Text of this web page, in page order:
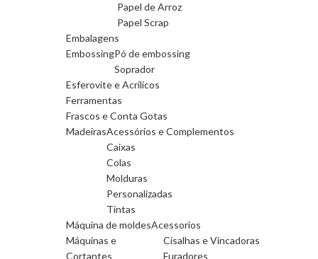
Papel de Arroz
Papel Scrap
Embalagens
EmbossingPó de embossing
Soprador
Esferovite e Acrilicos
Ferramentas
Frascos e Conta Gotas
MadeirasAcessórios e Complementos
Caixas
Colas
Molduras
Personalizadas
Tintas
Máquina de moldesAcessorios
Máquinas e
Cortantes
Cisalhas e Vincadoras
Furadores